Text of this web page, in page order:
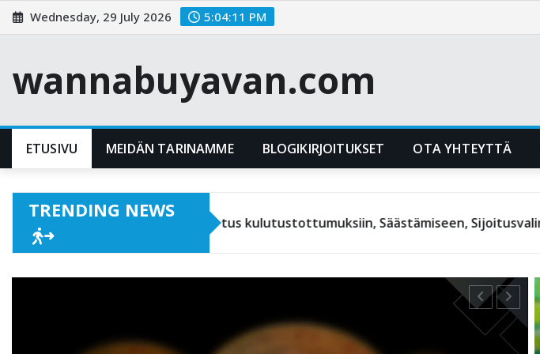
Skip
to
Wednesday, 29 July 2026 5:04:12 PM
wannabuyavan.com
ETUSIVU MEIDÄN TARINAMME BLOGIKIRJOITUKSET OTA YHTEYTTÄ
TRENDING NEWS
Häilyvä Harha: Vaikutus kulutustottumuksiin, Säästämiseen, Sijoitusvalintoihin